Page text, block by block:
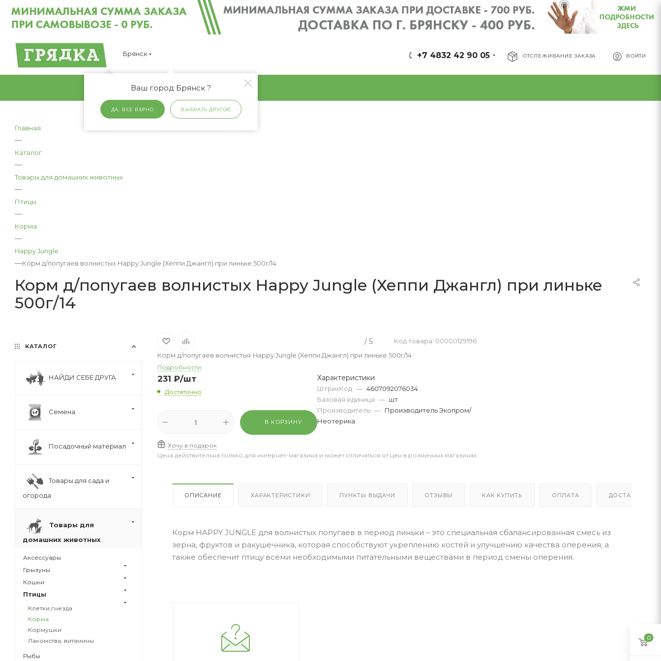
Брянск
Ваш город Брянск ?
ДА, ВСЕ ВЕРНО ВЫБРАТЬ ДРУГОЙ
ОТСЛЕЖИВАНИЕ ЗАКАЗА ВОЙТИ
+7 4832 42 90 05
Главная
—
Каталог
—
Товары для домашних животных
—
Птицы
—
Корма
—
Happy Jungle
—Корм д/попугаев волнистых Happy Jungle (Хеппи Джангл) при линьке 500г/14
Корм д/попугаев волнистых Happy Jungle (Хеппи Джангл) при линьке
500г/14
/ 5
Код товара: 00000129196
Корм д/попугаев волнистых Happy Jungle (Хеппи Джангл) при линьке 500г/14
Подробности
231 ₽/шт
Достаточно
В КОРЗИНУ
Хочу в подарок
Характеристики
ШтрихКод — 4607092076034
Базовая единица — шт
Производитель — Производитель Экопром/
Неотерика
Цена действительна только для интернет-магазина и может отличаться от цен в розничных магазинах
ОПИСАНИЕ ХАРАКТЕРИСТИКИ ПУНКТЫ ВЫДАЧИ ОТЗЫВЫ КАК КУПИТЬ ОПЛАТА ДОСТАВКА
Корм HAPPY JUNGLE для волнистых попугаев в период линьки – это специальная сбалансированная смесь из
зерна, фруктов и ракушечника, которая способствуют укреплению костей и улучшению качества оперения, а
также обеспечит птицу всеми необходимыми питательными веществами в период смены оперения.
КАТАЛОГ
НАЙДИ СЕБЕ ДРУГА
Семена
Посадочный материал
Товары для сада и
огорода
Товары для
домашних животных
Аксессуары
Грызуны
Кошки
Птицы
Клетки,гнезда
Корма
Кормушки
Лакомства, витамины
Рыбы
0